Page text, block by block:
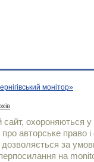
монітор»
охороняються у
авторське право і
за
на